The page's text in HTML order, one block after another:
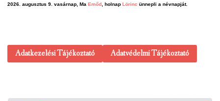
2026. augusztus 9. vasárnap, Ma Emőd, holnap Lörinc ünnepli a névnapját.
Adatkezelési Tájékoztató Adatvédelmi Tájékoztató